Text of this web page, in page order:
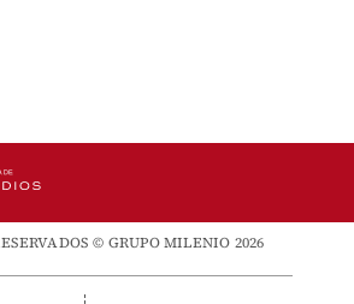
© GRUPO MILENIO 2026